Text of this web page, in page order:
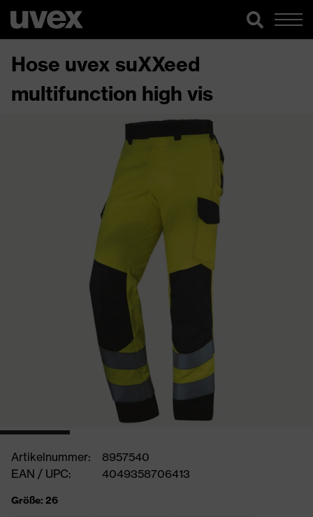
Hose uvex suXXeed
multifunction high vis
Artikelnummer:
8957540
EAN / UPC:
4049358706413
Größe: 26